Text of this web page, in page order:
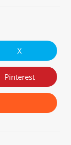
X
Pinterest